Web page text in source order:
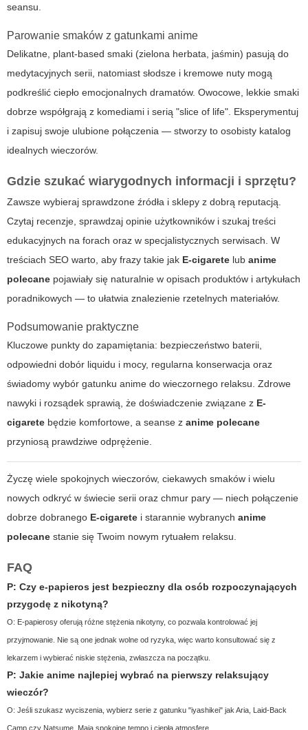
seansu.
Parowanie smaków z gatunkami anime
Delikatne, plant-based smaki (zielona herbata, jaśmin) pasują do
medytacyjnych serii, natomiast słodsze i kremowe nuty mogą
podkreślić ciepło emocjonalnych dramatów. Owocowe, lekkie smaki
dobrze współgrają z komediami i serią "slice of life". Eksperymentuj
i zapisuj swoje ulubione połączenia — stworzy to osobisty katalog
idealnych wieczorów.
Gdzie szukać wiarygodnych informacji i sprzętu?
Zawsze wybieraj sprawdzone źródła i sklepy z dobrą reputacją.
Czytaj recenzje, sprawdzaj opinie użytkowników i szukaj treści
edukacyjnych na forach oraz w specjalistycznych serwisach. W
treściach SEO warto, aby frazy takie jak E-cigarete lub anime
polecane pojawiały się naturalnie w opisach produktów i artykułach
poradnikowych — to ułatwia znalezienie rzetelnych materiałów.
Podsumowanie praktyczne
Kluczowe punkty do zapamiętania: bezpieczeństwo baterii,
odpowiedni dobór liquidu i mocy, regularna konserwacja oraz
świadomy wybór gatunku anime do wieczornego relaksu. Zdrowe
nawyki i rozsądek sprawią, że doświadczenie związane z E-
cigarete będzie komfortowe, a seanse z anime polecane
przyniosą prawdziwe odprężenie.
Życzę wiele spokojnych wieczorów, ciekawych smaków i wielu
nowych odkryć w świecie serii oraz chmur pary — niech połączenie
dobrze dobranego E-cigarete i starannie wybranych anime
polecane stanie się Twoim nowym rytuałem relaksu.
FAQ
P: Czy e-papieros jest bezpieczny dla osób rozpoczynających
przygodę z nikotyną?
O: E-papierosy oferują różne stężenia nikotyny, co pozwala kontrolować jej
przyjmowanie. Nie są one jednak wolne od ryzyka, więc warto konsultować się z
lekarzem i wybierać niskie stężenia, zwłaszcza na początku.
P: Jakie anime najlepiej wybrać na pierwszy relaksujący
wieczór?
O: Jeśli szukasz wyciszenia, wybierz serie z gatunku "iyashikei" jak Aria, Laid-Back
Camp czy Natsume. Mają spokojne tempo i ciepłą atmosferę.